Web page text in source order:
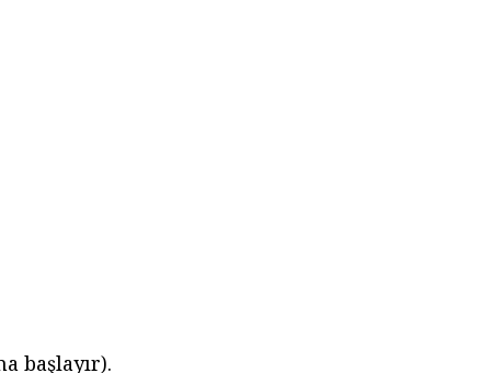
başlayır).